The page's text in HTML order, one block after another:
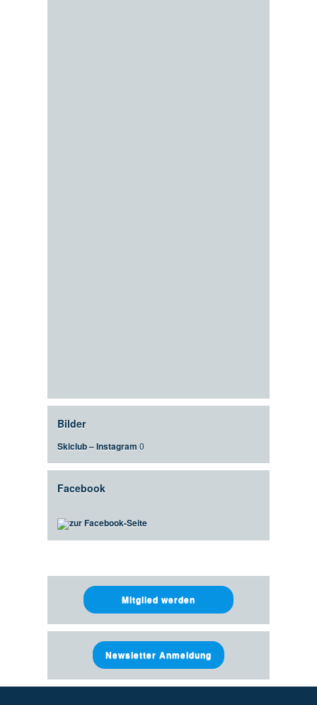
Bilder
Skiclub – Instagram 0
Facebook
zur Facebook-Seite
Mitglied werden
Newsletter Anmeldung